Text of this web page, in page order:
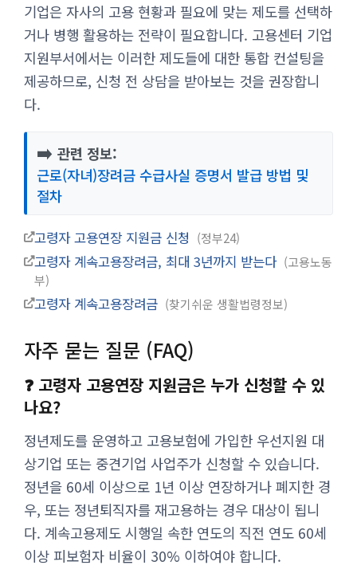
기업은 자사의 고용 현황과 필요에 맞는 제도를 선택하
거나 병행 활용하는 전략이 필요합니다. 고용센터 기업
지원부서에서는 이러한 제도들에 대한 통합 컨설팅을
제공하므로, 신청 전 상담을 받아보는 것을 권장합니
다.
➡️ 관련 정보:
근로(자녀)장려금 수급사실 증명서 발급 방법 및
절차
고령자 고용연장 지원금 신청 정부24
고령자 계속고용장려금, 최대 3년까지 받는다
고용노동
부
고령자 계속고용장려금 찾기쉬운 생활법령정보
자주 묻는 질문 (FAQ)
❓ 고령자 고용연장 지원금은 누가 신청할 수 있
나요?
정년제도를 운영하고 고용보험에 가입한 우선지원 대
상기업 또는 중견기업 사업주가 신청할 수 있습니다.
정년을 60세 이상으로 1년 이상 연장하거나 폐지한 경
우, 또는 정년퇴직자를 재고용하는 경우 대상이 됩니
다. 계속고용제도 시행일 속한 연도의 직전 연도 60세
이상 피보험자 비율이 30% 이하여야 합니다.